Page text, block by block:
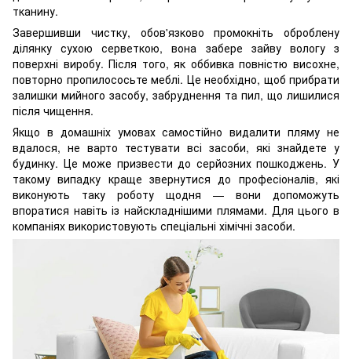
тканину.
Завершивши чистку, обов'язково промокніть оброблену
ділянку сухою серветкою, вона забере зайву вологу з
поверхні виробу. Після того, як оббивка повністю висохне,
повторно пропилососьте меблі. Це необхідно, щоб прибрати
залишки мийного засобу, забруднення та пил, що лишилися
після чищення.
Якщо в домашніх умовах самостійно видалити пляму не
вдалося, не варто тестувати всі засоби, які знайдете у
будинку. Це може призвести до серйозних пошкоджень. У
такому випадку краще звернутися до професіоналів, які
виконують таку роботу щодня — вони допоможуть
впоратися навіть із найскладнішими плямами. Для цього в
компаніях використовують спеціальні хімічні засоби.